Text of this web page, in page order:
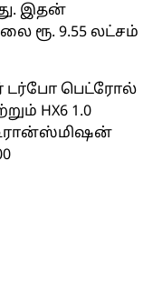
இதன்
ரூ. 9.55 லட்சம்
டர்போ பெட்ரோல்
HX6 1.0